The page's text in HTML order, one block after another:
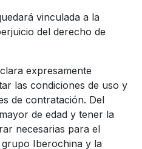
vinculada a la
del derecho de
expresamente
las condiciones de uso y
de contratación. Del
de edad y tener la
necesarias para el
Iberochina y la